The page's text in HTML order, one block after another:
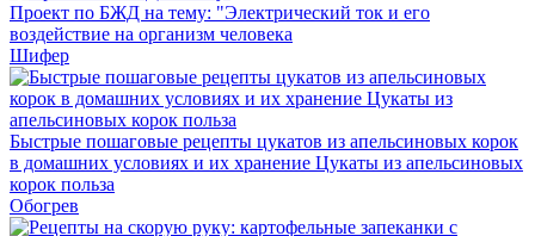
Проект по БЖД на тему: "Электрический ток и его
воздействие на организм человека
Шифер
Быстрые пошаговые рецепты цукатов из апельсиновых корок
в домашних условиях и их хранение Цукаты из апельсиновых
корок польза
Обогрев